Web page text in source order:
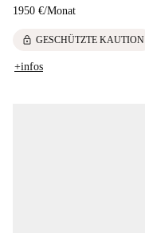
1950 €/Monat
lock GESCHÜTZTE KAUTION
+infos